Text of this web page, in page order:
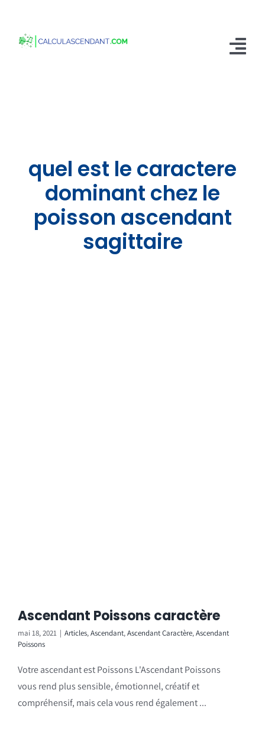
contenu
Contactez-nous
quel est le caractere
dominant chez le
poisson ascendant
sagittaire
Ascendant Poissons caractère
mai 18, 2021 | Articles,Ascendant,Ascendant Caractère,Ascendant
Poissons
Votre ascendant est Poissons L'Ascendant Poissons
vous rend plus sensible, émotionnel, créatif et
compréhensif, mais cela vous rend également ...